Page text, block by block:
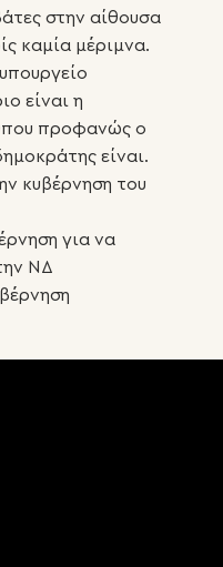
στην αίθουσα
καμία μέριμνα.
είναι η
προφανώς ο
είναι.
κυβέρνηση του
για να
ΝΔ